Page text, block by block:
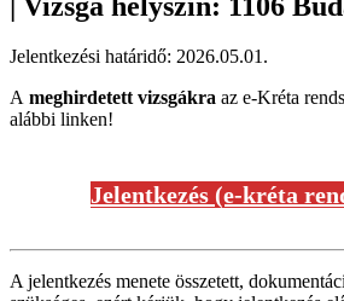
Jelentkezési határidő: 2026.05.01.
A meghirdetett vizsgákra az e-Kréta
alábbi linken!
Jelentkezés (e-kréta
A jelentkezés menete összetett,